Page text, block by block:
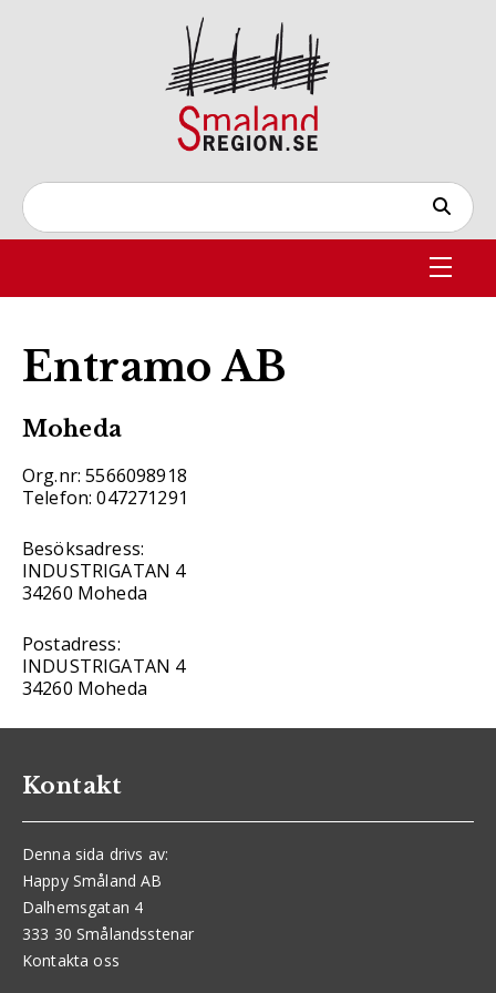
Entramo AB
Moheda
Org.nr: 5566098918
Telefon: 047271291
Besöksadress:
INDUSTRIGATAN 4
34260 Moheda
Postadress:
INDUSTRIGATAN 4
34260 Moheda
Kontakt
Denna sida drivs av:
Happy Småland AB
Dalhemsgatan 4
333 30 Smålandsstenar
Kontakta oss